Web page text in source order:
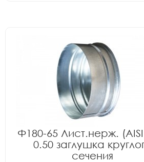
Ф180-65 Лист.нерж.
0.50 заглушка
сечения